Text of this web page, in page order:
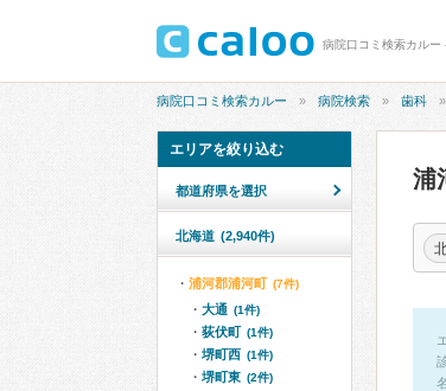
病院口コミ検索カルー
病院口コミ検索カルー 病院検索 歯科
浦
エリアを絞り込む
都道府県を選択
北海道 (2,940件)
浦河郡浦河町 (7件)
大通 (1件)
荻伏町 (1件)
堺町西 (1件)
堺町東 (2件)